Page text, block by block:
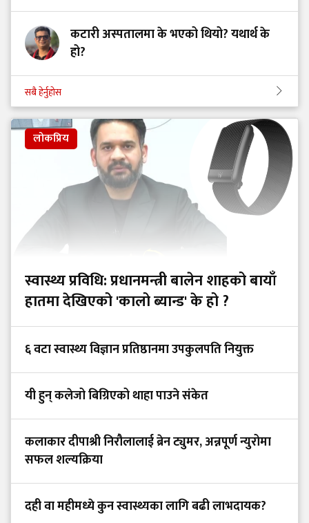
कटारी अस्पतालमा के भएको थियो? यथार्थ के
हो?
सबै हेर्नुहोस
लोकप्रिय
स्वास्थ्य प्रविधि: प्रधानमन्त्री बालेन शाहको बायाँ
हातमा देखिएको 'कालो ब्यान्ड' के हो ?
६ वटा स्वास्थ्य विज्ञान प्रतिष्ठानमा उपकुलपति नियुक्त
यी हुन् कलेजो बिग्रिएको थाहा पाउने संकेत
कलाकार दीपाश्री निरौलालाई ब्रेन ट्युमर, अन्नपूर्ण न्युरोमा
सफल शल्यक्रिया
दही वा महीमध्ये कुन स्वास्थ्यका लागि बढी लाभदायक?